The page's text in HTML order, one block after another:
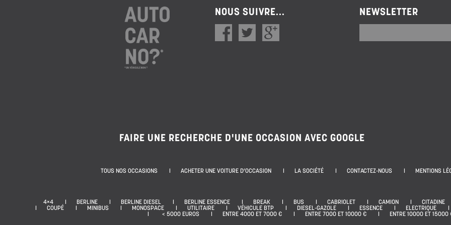
NOUS SUIVRE... NEWSLETTER
FAIRE UNE RECHERCHE D'UNE OCCASION AVEC GOOGLE
TOUS NOS OCCASIONS ACHETER UNE VOITURE D’OCCASION LA SOCIÉTÉ CONTACTEZ-NOUS MENTIONS
4×4 BERLINE BERLINE DIESEL BERLINE ESSENCE BREAK BUS CABRIOLET CAMION
CITADINE
COUPÉ
MINIBUS MONOSPACE UTILITAIRE VÉHICULE BTP DIESEL-GAZOLE ESSENCE
ELECTRIQUE
< 5000 EUROS
ENTRE 4000 ET 7000 € ENTRE 7000 ET 10000 € ENTRE 10000 ET 15000